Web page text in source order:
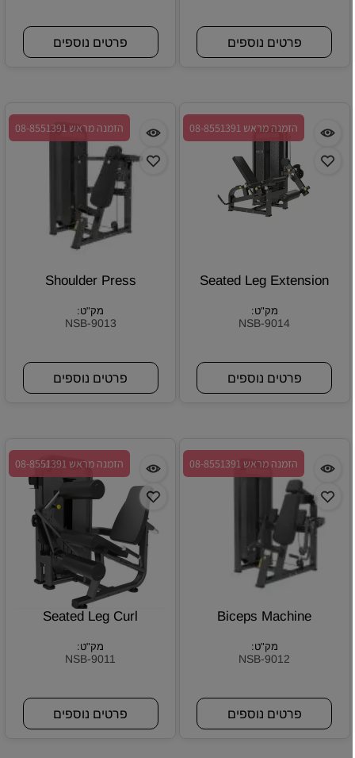
פרטים נוספים פרטים נוספים
הזמנה מראש 08-8551391
Seated Leg Extension
מק"ט:
NSB-9014
פרטים נוספים
הזמנה מראש 08-8551391
Shoulder Press
מק"ט:
NSB-9013
פרטים נוספים
הזמנה מראש 08-8551391
Biceps Machine
מק"ט:
NSB-9012
פרטים נוספים
הזמנה מראש 08-8551391
Seated Leg Curl
מק"ט:
NSB-9011
פרטים נוספים